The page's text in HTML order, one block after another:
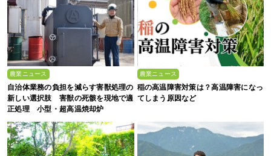
農業ニュース
自治体業務の負担を減らす害獣処理の
新しい選択肢 害獣の死骸を現地で適
正処理 小型・超高温焼却炉
農業ニュース
稲の高温障害対策は？高温障害になっ
てしまう原因など